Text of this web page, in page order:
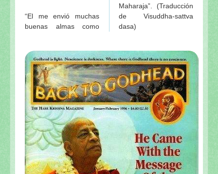
“El me envió muchas
buenas almas como
Maharaja”. (Traducción
de Visuddha-sattva
dasa)